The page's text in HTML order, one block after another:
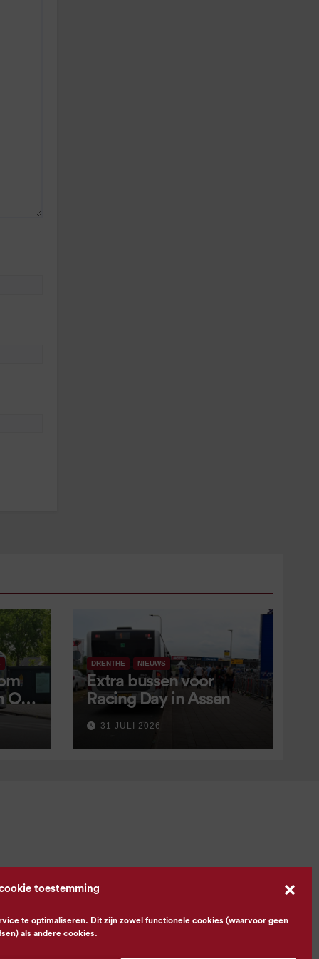
toestemming
te optimaliseren. Dit zijn zowel functionele cookies (waarvoor geen
als andere cookies.
OV
9
DRENTHE NIEUWS
Extra bussen voor
Racing Day in Assen
31 JULI 2026